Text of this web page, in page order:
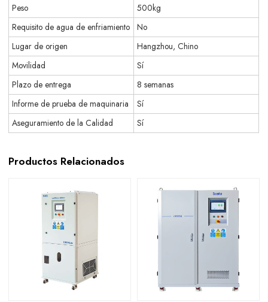
Peso
500kg
Requisito de agua de enfriamiento
No
Lugar de origen
Hangzhou, Chino
Movilidad
Sí
Plazo de entrega
8 semanas
Informe de prueba de maquinaria
Sí
Aseguramiento de la Calidad
Sí
Productos Relacionados